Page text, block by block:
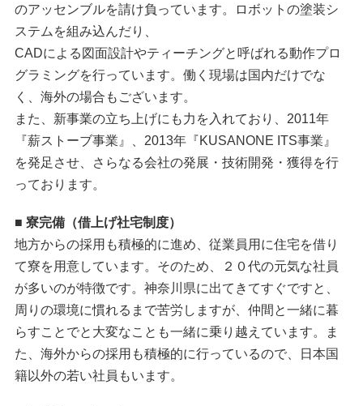
のアッセンブルを請け負っています。ロボットの塗装シ
ステムを組み込んだり、
CADによる図面設計やティーチングと呼ばれる動作プロ
グラミングを行っています。働く現場は国内だけでな
く、海外の場合もございます。
また、新事業の立ち上げにも力を入れており、2011年
『薪ストーブ事業』、2013年『KUSANONE ITS事業』
を発足させ、さらなる会社の発展・技術開発・獲得を行
っております。
■ 寮完備（借上げ社宅制度）
地方からの採用も積極的に進め、従業員用に住宅を借り
て寮を用意しています。そのため、２０代の元気な社員
が多いのが特徴です。神奈川県に出てきてすぐですと、
周りの環境に慣れるまで苦労しますが、仲間と一緒に暮
らすことでと大変なことも一緒に乗り越えています。ま
た、海外からの採用も積極的に行っているので、日本国
籍以外の若い社員もいます。